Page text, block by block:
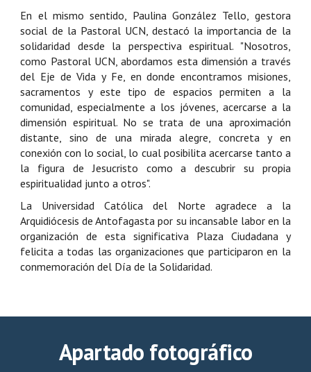
En el mismo sentido, Paulina González Tello, gestora
social de la Pastoral UCN, destacó la importancia de la
solidaridad desde la perspectiva espiritual. "Nosotros,
como Pastoral UCN, abordamos esta dimensión a través
del Eje de Vida y Fe, en donde encontramos misiones,
sacramentos y este tipo de espacios permiten a la
comunidad, especialmente a los jóvenes, acercarse a la
dimensión espiritual. No se trata de una aproximación
distante, sino de una mirada alegre, concreta y en
conexión con lo social, lo cual posibilita acercarse tanto a
la figura de Jesucristo como a descubrir su propia
espiritualidad junto a otros".
La Universidad Católica del Norte agradece a la
Arquidiócesis de Antofagasta por su incansable labor en la
organización de esta significativa Plaza Ciudadana y
felicita a todas las organizaciones que participaron en la
conmemoración del Día de la Solidaridad.
Apartado fotográfico